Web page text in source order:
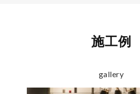
施工例
gallery